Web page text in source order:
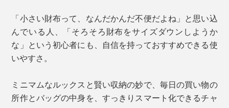
「小さい財布って、なんだかんだ不便だよね」と思い込
んでいる人、「そろそろ財布をサイズダウンしようか
な」という初心者にも、自信を持っておすすめできる使
いやすさ。
ミニマムなルックスと賢い収納の妙で、毎日の買い物の
所作とバッグの中身を、すっきりスマート化できるチャ